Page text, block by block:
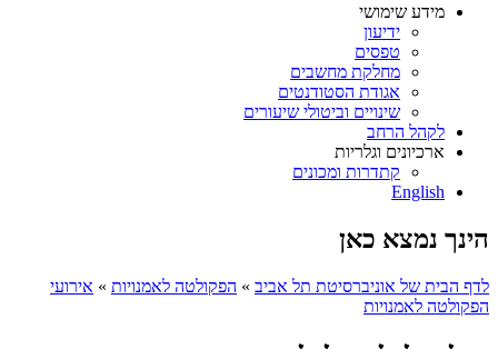
מידע שימושי
ידיעון
טפסים
מחלקת מחשבים
אגודת הסטודנטים
שינויים וביטולי שיעורים
לקהל הרחב
ארכיונים וגלריות
קתדרות ומכונים
English
הינך נמצא כאן
לדף הבית של אוניברסיטת תל אביב » הפקולטה לאמנויות » אירועי
הפקולטה לאמנויות